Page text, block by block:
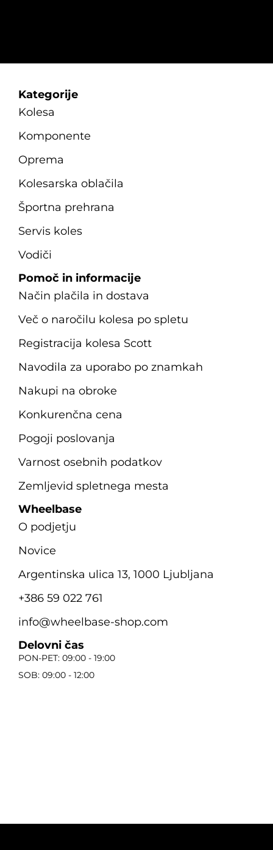
Kategorije
Kolesa
Komponente
Oprema
Kolesarska oblačila
Športna prehrana
Servis koles
Vodiči
Pomoč in informacije
Način plačila in dostava
Več o naročilu kolesa po spletu
Registracija kolesa Scott
Navodila za uporabo po znamkah
Nakupi na obroke
Konkurenčna cena
Pogoji poslovanja
Varnost osebnih podatkov
Zemljevid spletnega mesta
Wheelbase
O podjetju
Novice
Argentinska ulica 13, 1000 Ljubljana
+386 59 022 761
info@wheelbase-shop.com
Delovni čas
PON-PET: 09:00 - 19:00
SOB: 09:00 - 12:00